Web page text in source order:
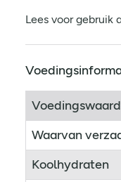
Lees voor gebruik
Waarvan
Koolhydraten